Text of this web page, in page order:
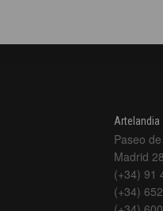
Artelandia
Paseo
Madrid
(+34) 91
(+34)